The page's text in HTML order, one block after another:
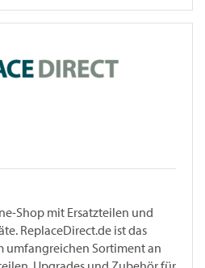
Shop mit Ersatzteilen und
ReplaceDirect.de ist das
umfangreichen Sortiment an